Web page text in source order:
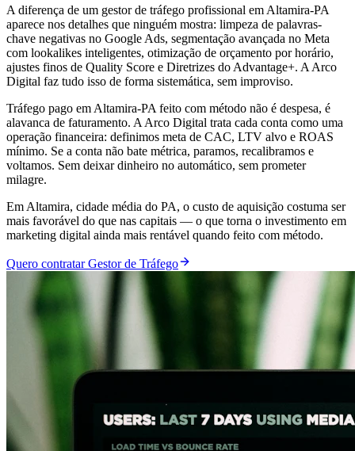
A diferença de um gestor de tráfego profissional em Altamira-PA
aparece nos detalhes que ninguém mostra: limpeza de palavras-
chave negativas no Google Ads, segmentação avançada no Meta
com lookalikes inteligentes, otimização de orçamento por horário,
ajustes finos de Quality Score e Diretrizes do Advantage+. A Arco
Digital faz tudo isso de forma sistemática, sem improviso.
Tráfego pago em Altamira-PA feito com método não é despesa, é
alavanca de faturamento. A Arco Digital trata cada conta como uma
operação financeira: definimos meta de CAC, LTV alvo e ROAS
mínimo. Se a conta não bate métrica, paramos, recalibramos e
voltamos. Sem deixar dinheiro no automático, sem prometer
milagre.
Em Altamira, cidade média do PA, o custo de aquisição costuma ser
mais favorável do que nas capitais — o que torna o investimento em
marketing digital ainda mais rentável quando feito com método.
Quero contratar Gestor de Tráfego